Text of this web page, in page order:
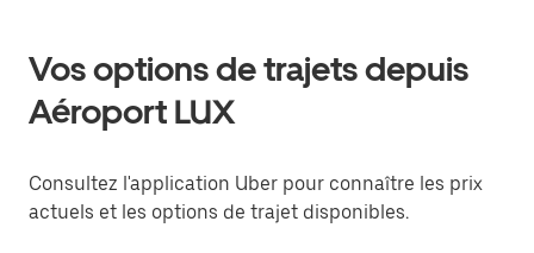
Vos options de trajets depuis
Aéroport LUX
Consultez l'application Uber pour connaître les prix
actuels et les options de trajet disponibles.